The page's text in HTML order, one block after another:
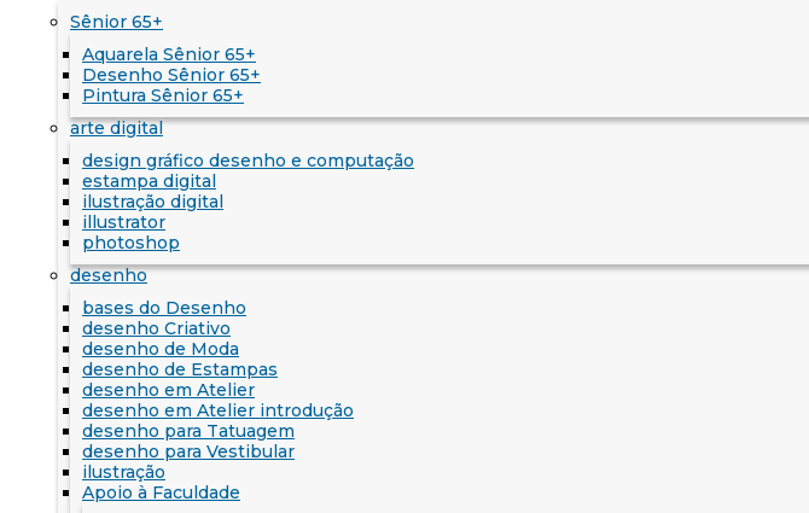
Sênior 65+
Aquarela Sênior 65+
Desenho Sênior 65+
Pintura Sênior 65+
arte digital
design gráfico desenho e computação
estampa digital
ilustração digital
illustrator
photoshop
desenho
bases do Desenho
desenho Criativo
desenho de Moda
desenho de Estampas
desenho em Atelier
desenho em Atelier introdução
desenho para Tatuagem
desenho para Vestibular
ilustração
Apoio à Faculdade